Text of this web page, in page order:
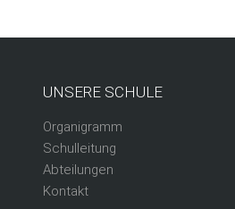
UNSERE SCHULE
Organigramm
Schulleitung
Abteilungen
Kontakt